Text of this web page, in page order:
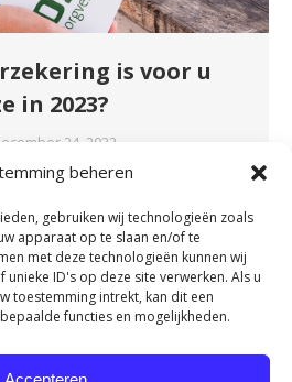
beheren
gebruiken wij technologieën zoals
apparaat op te slaan en/of te
met deze technologieën kunnen wij
unieke ID's op deze site verwerken. Als u
toestemming intrekt, kan dit een
functies en mogelijkheden.
is voor u
in 2023?
24, 2022
laatste week om te kiezen
Maar hoe weet u nu welke
beste keuze is? Wist u
fysiotherapie
vallen? Wij leggen
kunt vergelijken…